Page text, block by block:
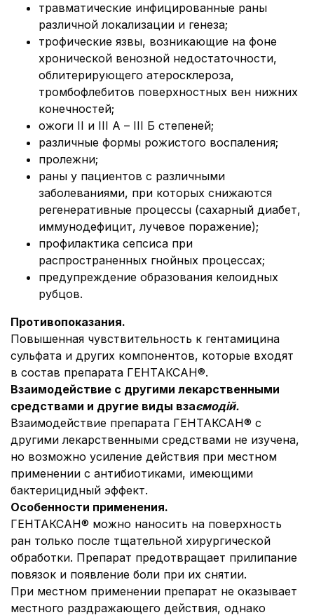
травматические инфицированные раны
различной локализации и генеза;
трофические язвы, возникающие на фоне
хронической венозной недостаточности,
облитерирующего атеросклероза,
тромбофлебитов поверхностных вен нижних
конечностей;
ожоги II и III А – III Б степеней;
различные формы рожистого воспаления;
пролежни;
раны у пациентов с различными
заболеваниями, при которых снижаются
регенеративные процессы (сахарный диабет,
иммунодефицит, лучевое поражение);
профилактика сепсиса при
распространенных гнойных процессах;
предупреждение образования келоидных
рубцов.
Противопоказания.
Повышенная чувствительность к гентамицина
сульфата и других компонентов, которые входят
в состав препарата ГЕНТАКСАН®.
Взаимодействие с другими лекарственными
средствами и другие виды взаємодій.
Взаимодействие препарата ГЕНТАКСАН® с
другими лекарственными средствами не изучена,
но возможно усиление действия при местном
применении с антибиотиками, имеющими
бактерицидный эффект.
Особенности применения.
ГЕНТАКСАН® можно наносить на поверхность
ран только после тщательной хирургической
обработки. Препарат предотвращает прилипание
повязок и появление боли при их снятии.
При местном применении препарат не оказывает
местного раздражающего действия, однако